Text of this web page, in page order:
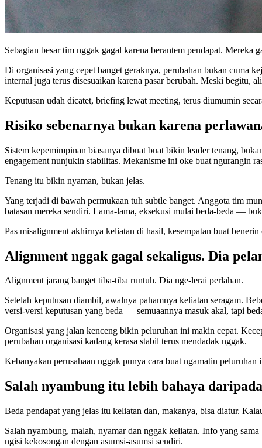
Sebagian besar tim nggak gagal karena berantem pendapat.
Di organisasi yang cepet banget geraknya, perubahan bukan cuma
internal juga terus disesuaikan karena pasar berubah. Meski begitu,
Keputusan udah dicatet, briefing lewat meeting, terus diumumin
Risiko sebenarnya bukan karena
Sistem kepemimpinan biasanya dibuat buat bikin leader tenang,
engagement nunjukin stabilitas. Mekanisme ini oke buat ngurangin
Tenang itu bikin nyaman, bukan jelas.
Yang terjadi di bawah permukaan tuh subtle banget. Anggota tim
batasan mereka sendiri. Lama-lama, eksekusi mulai beda-beda —
Pas misalignment akhirnya keliatan di hasil, kesempatan buat
Alignment nggak gagal sekaligus. Dia
Alignment jarang banget tiba-tiba runtuh. Dia nge-lerai perlahan.
Setelah keputusan diambil, awalnya pahamnya keliatan seragam.
versi-versi keputusan yang beda — semuaannya masuk akal, tapi
Organisasi yang jalan kenceng bikin peluruhan ini makin cepat.
perubahan organisasi kadang kerasa stabil terus mendadak nggak.
Kebanyakan perusahaan nggak punya cara buat ngamatin peluruhan
Salah nyambung itu lebih bahaya
Beda pendapat yang jelas itu keliatan dan, makanya, bisa diatur.
Salah nyambung, malah, nyamar dan nggak keliatan. Info yang
ngisi kekosongan dengan asumsi-asumsi sendiri.